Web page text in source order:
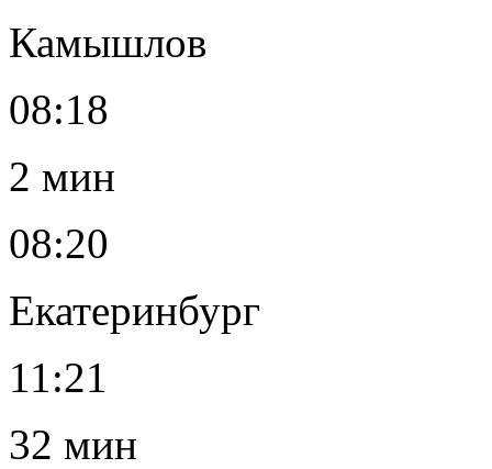
Камышлов
08:18
2 мин
08:20
Екатеринбург
11:21
32 мин